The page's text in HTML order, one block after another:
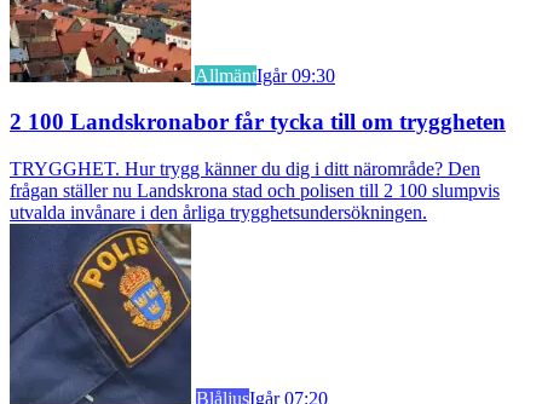
AllmäntIgår 09:30
2 100 Landskronabor får tycka till om tryggheten
TRYGGHET. Hur trygg känner du dig i ditt närområde? Den
frågan ställer nu Landskrona stad och polisen till 2 100 slumpvis
utvalda invånare i den årliga trygghetsundersökningen.
BlåljusIgår 07:20